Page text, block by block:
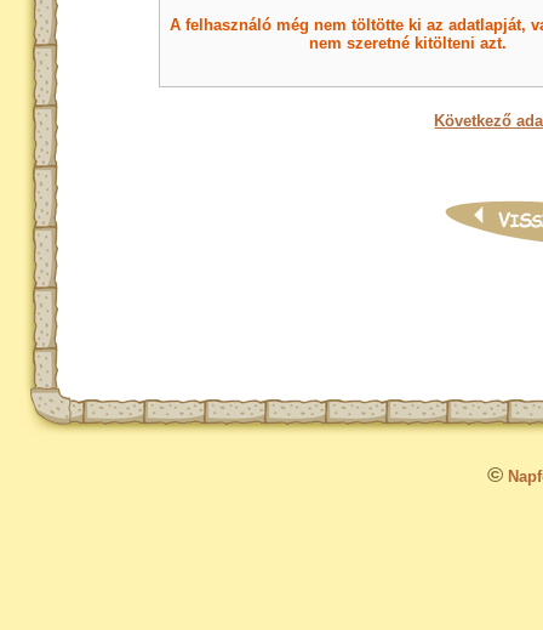
A felhasználó még nem töltötte ki az adatlapját,
nem szeretné kitölteni azt.
Következő
©